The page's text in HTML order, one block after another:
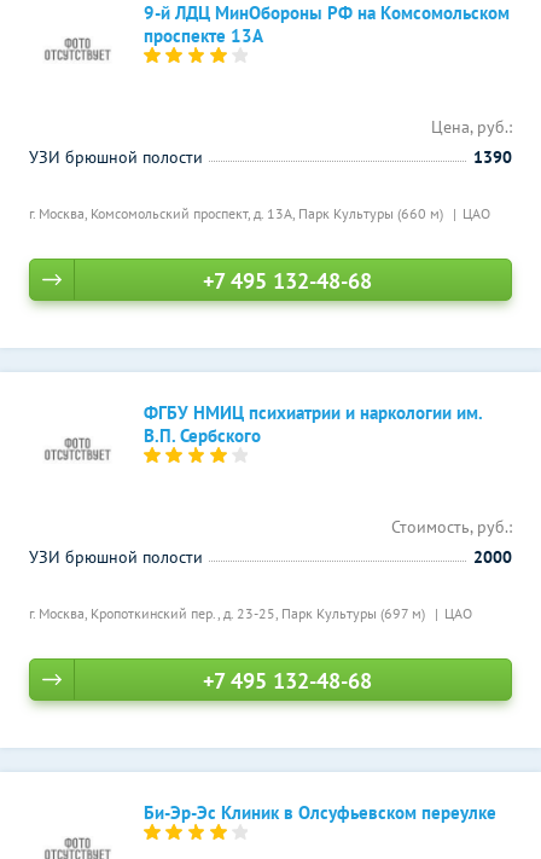
9-й ЛДЦ МинОбороны РФ на Комсомольском
проспекте 13А
г. Москва, Комсомольский проспект, д. 13А, Парк Культуры (660 м) ЦАО
Цена, руб.:
УЗИ брюшной полости
1390
+7 495 132-48-68
ФГБУ НМИЦ психиатрии и наркологии им.
В.П. Сербского
г. Москва, Кропоткинский пер., д. 23-25, Парк Культуры (697 м) ЦАО
Стоимость, руб.:
УЗИ брюшной полости
2000
+7 495 132-48-68
Би-Эр-Эс Клиник в Олсуфьевском переулке